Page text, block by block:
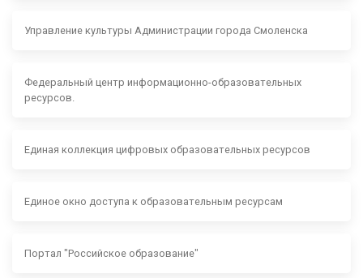
Управление культуры Администрации города Смоленска
Федеральный центр информационно-образовательных
ресурсов.
Единая коллекция цифровых образовательных ресурсов
Единое окно доступа к образовательным ресурсам
Портал "Российское образование"